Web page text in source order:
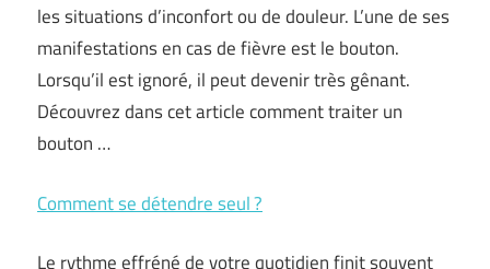
les situations d’inconfort ou de douleur. L’une de ses
manifestations en cas de fièvre est le bouton.
Lorsqu’il est ignoré, il peut devenir très gênant.
Découvrez dans cet article comment traiter un
bouton …
Comment se détendre seul ?
Le rythme effréné de votre quotidien finit souvent